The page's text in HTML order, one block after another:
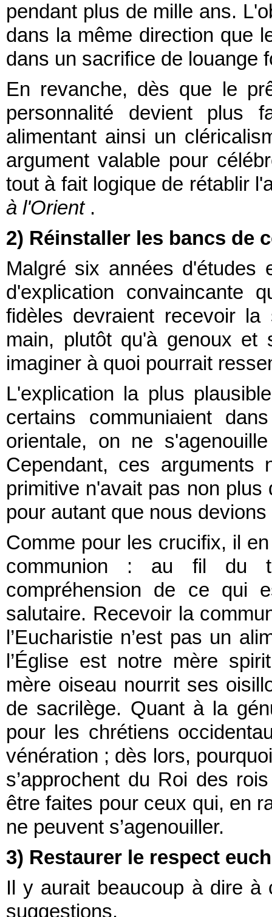
pendant plus de mille ans.
dans la même direction que
dans un sacrifice de louange
En revanche, dès que le
personnalité devient plus
alimentant ainsi un
argument valable pour
tout à fait logique de rétablir
à l'Orient.
2) Réinstaller les bancs de
Malgré six années d'études
d'explication convaincante
fidèles devraient recevoir
main, plutôt qu'à genoux
imaginer à quoi pourrait
L'explication la plus
certains communiaient
orientale, on ne
Cependant, ces arguments
primitive n'avait pas non
pour autant que nous
Comme pour les crucifix, il
communion : au fil du
compréhension de ce qui
salutaire. Recevoir la
l’Eucharistie n’est pas un
l’Église est notre mère
mère oiseau nourrit ses
de sacrilège. Quant à la
pour les chrétiens
vénération ; dès lors,
s’approchent du Roi des
être faites pour ceux qui, en
ne peuvent s’agenouiller.
3) Restaurer le respect
Il y aurait beaucoup à dire
suggestions.